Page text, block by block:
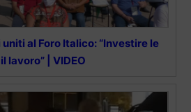
al Foro Italico: “Investire le
lavoro” | VIDEO